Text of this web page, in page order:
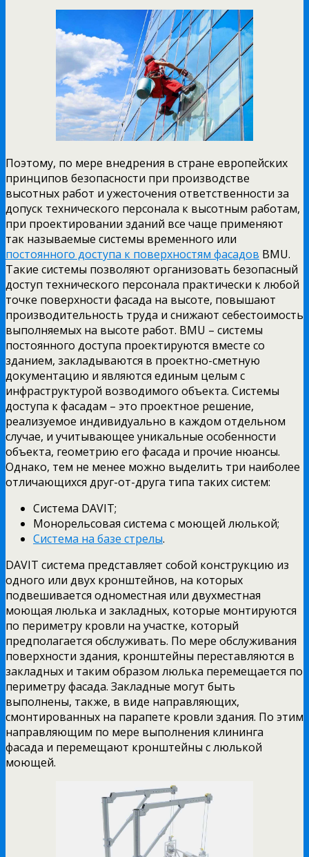
Поэтому, по мере внедрения в стране европейских
принципов безопасности при производстве
высотных работ и ужесточения ответственности за
допуск технического персонала к высотным работам,
при проектировании зданий все чаще применяют
так называемые системы временного или
постоянного доступа к поверхностям фасадов BMU.
Такие системы позволяют организовать безопасный
доступ технического персонала практически к любой
точке поверхности фасада на высоте, повышают
производительность труда и снижают себестоимость
выполняемых на высоте работ. BMU – системы
постоянного доступа проектируются вместе со
зданием, закладываются в проектно-сметную
документацию и являются единым целым с
инфраструктурой возводимого объекта. Системы
доступа к фасадам – это проектное решение,
реализуемое индивидуально в каждом отдельном
случае, и учитывающее уникальные особенности
объекта, геометрию его фасада и прочие нюансы.
Однако, тем не менее можно выделить три наиболее
отличающихся друг-от-друга типа таких систем:
Система DAVIT;
Монорельсовая система с моющей люлькой;
Система на базе стрелы.
DAVIT система представляет собой конструкцию из
одного или двух кронштейнов, на которых
подвешивается одноместная или двухместная
моющая люлька и закладных, которые монтируются
по периметру кровли на участке, который
предполагается обслуживать. По мере обслуживания
поверхности здания, кронштейны переставляются в
закладных и таким образом люлька перемещается по
периметру фасада. Закладные могут быть
выполнены, также, в виде направляющих,
смонтированных на парапете кровли здания. По этим
направляющим по мере выполнения клининга
фасада и перемещают кронштейны с люлькой
моющей.